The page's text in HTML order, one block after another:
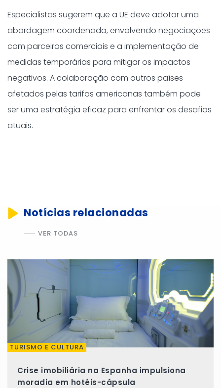
Especialistas sugerem que a UE deve adotar uma
abordagem coordenada, envolvendo negociações
com parceiros comerciais e a implementação de
medidas temporárias para mitigar os impactos
negativos. A colaboração com outros países
afetados pelas tarifas americanas também pode
ser uma estratégia eficaz para enfrentar os desafios
atuais.
Notícias relacionadas
VER TODAS
TURISMO E CULTURA
Crise imobiliária na Espanha impulsiona
moradia em hotéis-cápsula